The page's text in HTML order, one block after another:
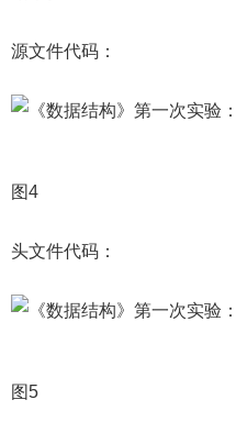
源文件代码：
图4
头文件代码：
图5